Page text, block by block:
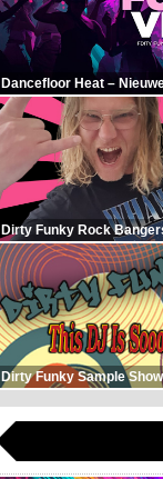
Dancefloor Heat –
Dirty Funky Rock
Dirty Funky Sample